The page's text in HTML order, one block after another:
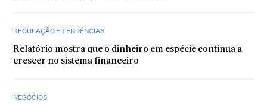
REGULAÇÃO E TENDÊNCIAS
Relatório mostra que o dinheiro em espécie continua a
crescer no sistema financeiro
NEGÓCIOS